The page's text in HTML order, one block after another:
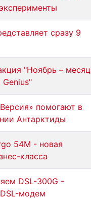
сразу 9
"Ноябрь – месяц
помогают в
Антарктиды
54M - новая
класса
DSL-300G -
модем